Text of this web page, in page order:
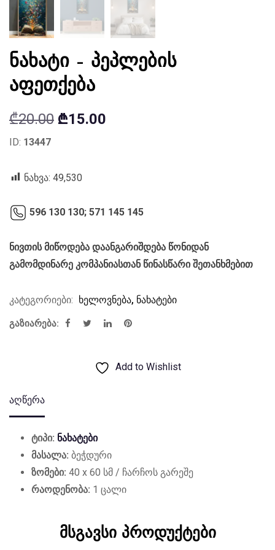
ნახატი – პეპლების
აფეთქება
₾20.00 Original
₾20.00.
₾15.00
ID: 13447
ნახვა: 49,530
596 130 130; 571 145 145
ნივთის მიწოდება დაანგარიშდება წონიდან
გამომდინარე კომპანიასთან წინასწარი შეთანხმებით
კატეგორიები: ხელოვნება, ნახატები
გაზიარება:
Add to Wishlist
აღწერა
ტიპი: ნახატები
მასალა: ბეჭდური
ზომები: 40 x 60 სმ / ჩარჩოს გარეშე
რაოდენობა: 1 ცალი
მსგავსი პროდუქტები